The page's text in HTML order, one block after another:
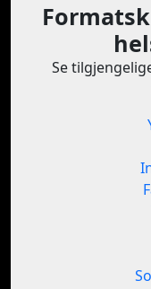
Se